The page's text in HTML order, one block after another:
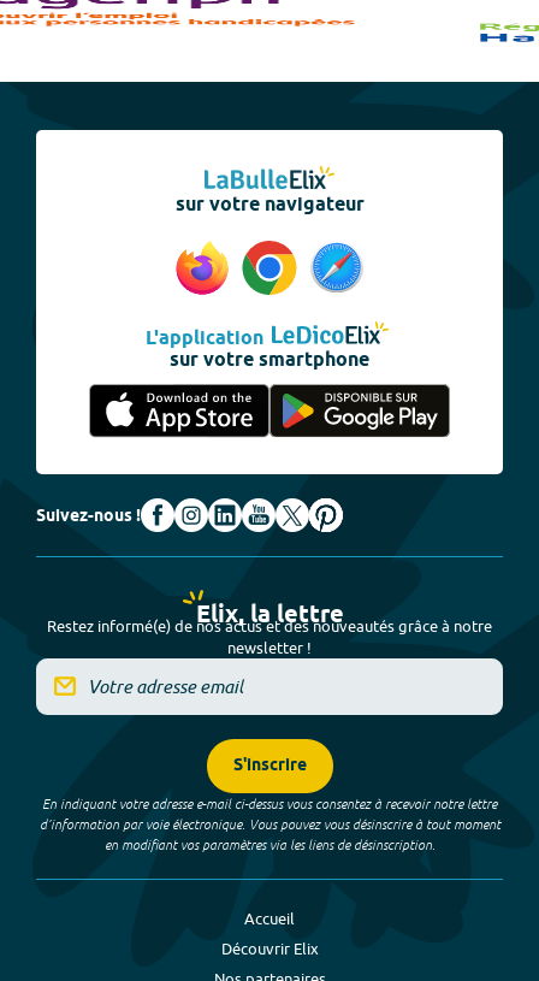
sur votre navigateur
L'application
sur votre smartphone
Suivez-nous !
Elix, la lettre
Restez informé(e) de nos actus et des nouveautés grâce à notre
newsletter !
S'inscrire
En indiquant votre adresse e-mail ci-dessus vous consentez à recevoir notre lettre
d’information par voie électronique. Vous pouvez vous désinscrire à tout moment
en modifiant vos paramètres via les liens de désinscription.
Accueil
Découvrir Elix